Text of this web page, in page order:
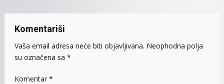
Komentariši
Vaša email adresa neće biti objavljivana. Neophodna polja
su označena sa *
Komentar *